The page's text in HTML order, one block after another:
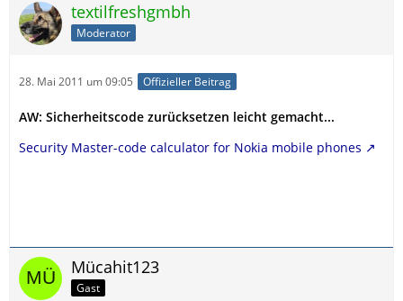
textilfreshgmbh
Moderator
28. Mai 2011 um 09:05 Offizieller Beitrag
AW: Sicherheitscode zurücksetzen leicht gemacht...
Security Master-code calculator for Nokia mobile phones
Mücahit123
Gast